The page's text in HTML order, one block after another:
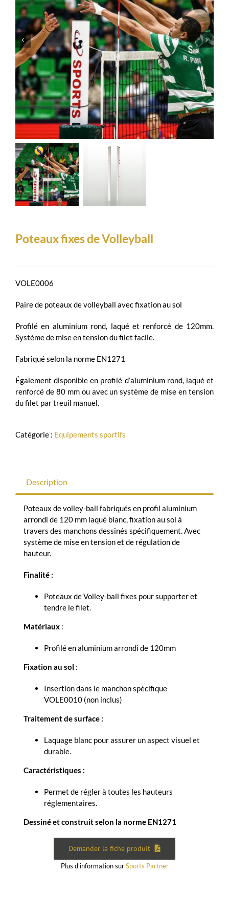
Poteaux fixes de Volleyball
VOLE0006
Paire de poteaux de volleyball avec fixation au sol
Profilé en aluminium rond, laqué et renforcé de 120mm.
Système de mise en tension du filet facile.
Fabriqué selon la norme EN1271
Également disponible en profilé d’aluminium rond, laqué et
renforcé de 80 mm ou avec un système de mise en tension
du filet par treuil manuel.
Catégorie : Equipements sportifs
Description
Poteaux de volley-ball fabriqués en profil aluminium
arrondi de 120 mm laqué blanc, fixation au sol à
travers des manchons dessinés spécifiquement. Avec
système de mise en tension et de régulation de
hauteur.
Finalité :
Poteaux de Volley-ball fixes pour supporter et
tendre le filet.
Matériaux :
Profilé en aluminium arrondi de 120mm
Fixation au sol :
Insertion dans le manchon spécifique
VOLE0010 (non inclus)
Traitement de surface :
Laquage blanc pour assurer un aspect visuel et
durable.
Caractéristiques :
Permet de régler à toutes les hauteurs
réglementaires.
Dessiné et construit selon la norme EN1271
Demander la fiche produit
Plus d’information surSports Partner